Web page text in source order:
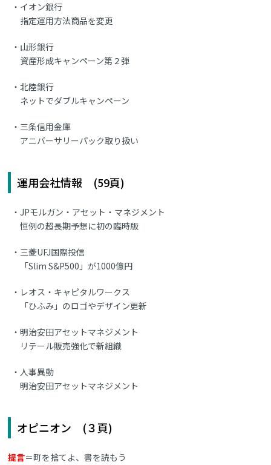
イオン銀行
指定運用方法商品を変更
山形銀行
資産形成キャンペーン第２弾
北陸銀行
ネットでダブルキャンペーン
三条信用金庫
アニバーサリーパック取り扱い
運用会社情報 (59頁)
JPモルガン・アセット・マネジメント
恒例の超長期予想に初の臨時版
三菱UFJ国際投信
「Slim S&P500」が1000億円
レオス・キャピタルワークス
「ひふみ」のロゴやデザイン更新
明治安田アセットマネジメント
リテール販売強化で新組織
人事異動
明治安田アセットマネジメント
オピニオン (３頁)
提言＝町を捨てよ、書を読もう